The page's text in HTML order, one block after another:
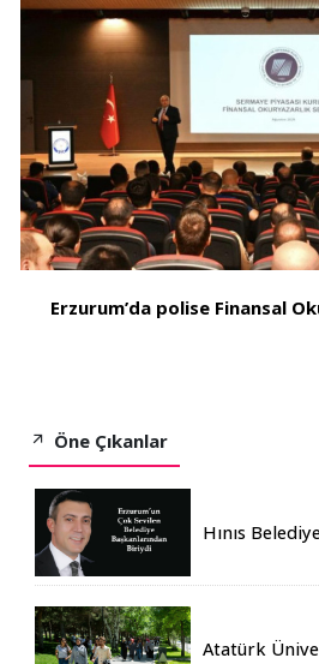
Erzurum’da polise Finansal
Öne Çıkanlar
Hınıs
Atatürk